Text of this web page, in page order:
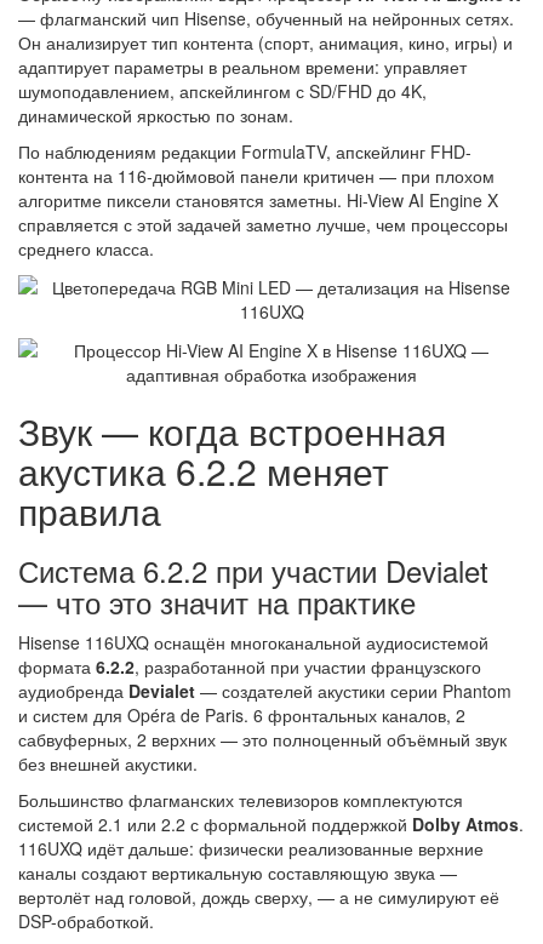
— флагманский чип Hisense, обученный на нейронных сетях.
Он анализирует тип контента (спорт, анимация, кино, игры) и
адаптирует параметры в реальном времени: управляет
шумоподавлением, апскейлингом с SD/FHD до 4K,
динамической яркостью по зонам.
По наблюдениям редакции FormulaTV, апскейлинг FHD-
контента на 116-дюймовой панели критичен — при плохом
алгоритме пиксели становятся заметны. Hi-View AI Engine X
справляется с этой задачей заметно лучше, чем процессоры
среднего класса.
Звук — когда встроенная
акустика 6.2.2 меняет
правила
Система 6.2.2 при участии Devialet
— что это значит на практике
Hisense 116UXQ оснащён многоканальной аудиосистемой
формата 6.2.2, разработанной при участии французского
аудиобренда Devialet — создателей акустики серии Phantom
и систем для Opéra de Paris. 6 фронтальных каналов, 2
сабвуферных, 2 верхних — это полноценный объёмный звук
без внешней акустики.
Большинство флагманских телевизоров комплектуются
системой 2.1 или 2.2 с формальной поддержкой Dolby Atmos.
116UXQ идёт дальше: физически реализованные верхние
каналы создают вертикальную составляющую звука —
вертолёт над головой, дождь сверху, — а не симулируют её
DSP-обработкой.